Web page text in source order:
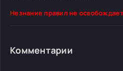
Незнание правил не
Комментарии